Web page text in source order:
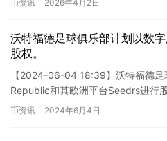
币资讯 2026年4月2日
沃特福德足球俱乐部计划以数
股权。
【2024-06-04 18:39】沃特福德足
Republic和其欧洲平台Seedrs进行
迷）出售大约10%的股份。投资者将
币资讯 2024年6月4日